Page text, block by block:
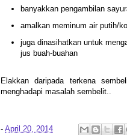
banyakkan pengambilan
amalkan meminum air putih/
juga dinasihatkan untuk
jus buah-buahan
Elakkan daripada terkena
menghadapi masalah sembelit..
- April 20, 2014